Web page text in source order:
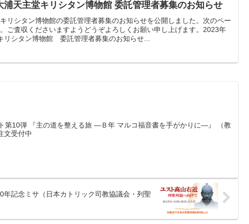
天主堂キリシタン博物館 委託管理者募集のお知らせ
リシタン博物館の委託管理者募集のお知らせを公開しました。次のペー
ご査収くださいますようどうぞよろしくお願い申し上げます。2023年
リシタン博物館 委託管理者募集のお知らせ...
10弾 『主の道を整える旅 ―Ｂ年 マルコ福音書を手がかりに―』 （教
文受付中
記念ミサ（日本カトリック司教協議会・列聖